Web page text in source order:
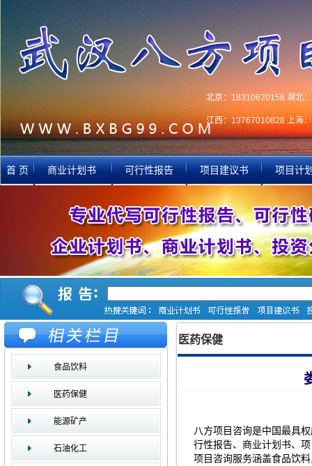
北京：18310620158 湖北
江西：13767010828 上海
首 页 商业计划书 可行性报告 项目建议书 项目计
食品饮料
医药保健
能源矿产
石油化工
医药保健
八方项目咨询是中国最具
行性报告、商业计划书、
项目咨询服务涵盖食品饮